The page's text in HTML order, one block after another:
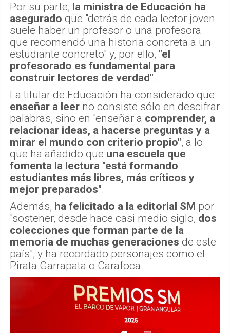
Por su parte, la ministra de Educación ha
asegurado que "detrás de cada lector joven
suele haber un profesor o una profesora
que recomendó una historia concreta a un
estudiante concreto" y, por ello, "el
profesorado es fundamental para
construir lectores de verdad".
La titular de Educación ha considerado que
enseñar a leer no consiste sólo en descifrar
palabras, sino en "enseñar a comprender, a
relacionar ideas, a hacerse preguntas y a
mirar el mundo con criterio propio", a lo
que ha añadido que una escuela que
fomenta la lectura "está formando
estudiantes más libres, más críticos y
mejor preparados".
Además, ha felicitado a la editorial SM por
"sostener, desde hace casi medio siglo, dos
colecciones que forman parte de la
memoria de muchas generaciones de este
país", y ha recordado personajes como el
Pirata Garrapata o Carafoca.